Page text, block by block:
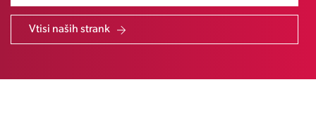
Vtisi naših strank